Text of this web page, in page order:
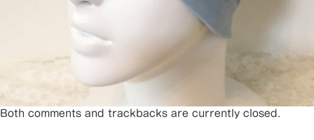
Both comments and trackbacks are currently closed.